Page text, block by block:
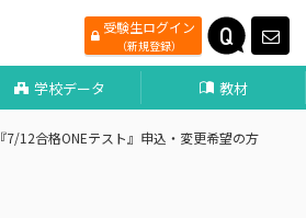
受験生ログイン
（新規登録）
学校データ 教材
『7/12合格ONEテスト』申込・変更希望の方